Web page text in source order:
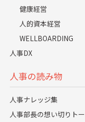
健康経営
人的資本経営
WELLBOARDING
人事DX
人事の読み物
人事ナレッジ集
人事部長の想い切りト
ます。
既存社員の疲弊
あります。